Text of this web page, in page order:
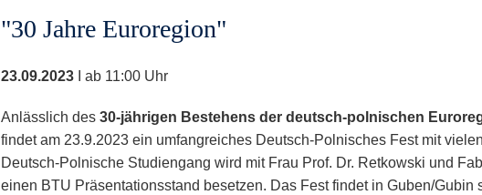
"30 Jahre Euroregion"
23.09.2023 I ab 11:00 Uhr
Anlässlich des 30-jährigen Bestehens der deutsch-polnischen
findet am 23.9.2023 ein umfangreiches Deutsch-Polnisches Fest mit
Deutsch-Polnische Studiengang wird mit Frau Prof. Dr. Retkowski und
einen BTU Präsentationsstand besetzen. Das Fest findet in Guben/Gubin